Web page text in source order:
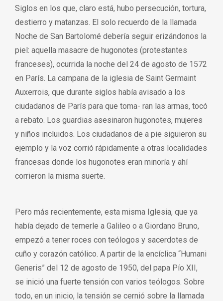
Siglos en los que, claro está, hubo persecución, tortura,
destierro y matanzas. El solo recuerdo de la llamada
Noche de San Bartolomé debería seguir erizándonos la
piel: aquella masacre de hugonotes (protestantes
franceses), ocurrida la noche del 24 de agosto de 1572
en París. La campana de la iglesia de Saint Germaint
Auxerrois, que durante siglos había avisado a los
ciudadanos de París para que toma- ran las armas, tocó
a rebato. Los guardias asesinaron hugonotes, mujeres
y niños incluidos. Los ciudadanos de a pie siguieron su
ejemplo y la voz corrió rápidamente a otras localidades
francesas donde los hugonotes eran minoría y ahí
corrieron la misma suerte.
Pero más recientemente, esta misma Iglesia, que ya
había dejado de temerle a Galileo o a Giordano Bruno,
empezó a tener roces con teólogos y sacerdotes de
cuño y corazón católico. A partir de la encíclica “Humani
Generis” del 12 de agosto de 1950, del papa Pío XII,
se inició una fuerte tensión con varios teólogos. Sobre
todo, en un inicio, la tensión se cernió sobre la llamada